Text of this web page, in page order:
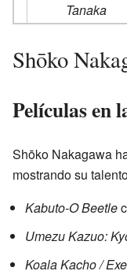
Tanaka
Shōko
Películas en
Shōko Nakagawa
mostrando su
Kabuto-O Beetle
Umezu Kazuo:
Koala Kacho /